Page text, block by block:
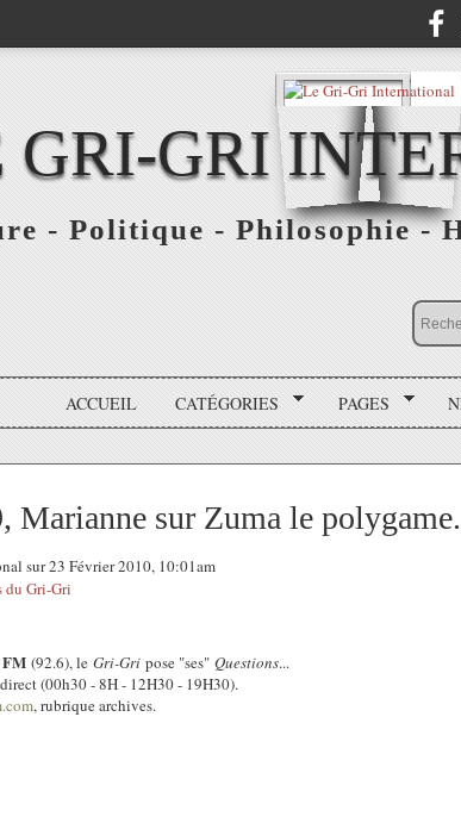
GRI-GRI
- Politique - Philosophie -
ACCUEIL CATÉGORIES PAGES
Marianne sur Zuma le polygame.
sur 23 Février 2010, 10:01am
du Gri-Gri
FM (92.6), le Gri-Gri pose "ses" Questions...
(00h30 - 8H - 12H30 - 19H30).
, rubrique archives.